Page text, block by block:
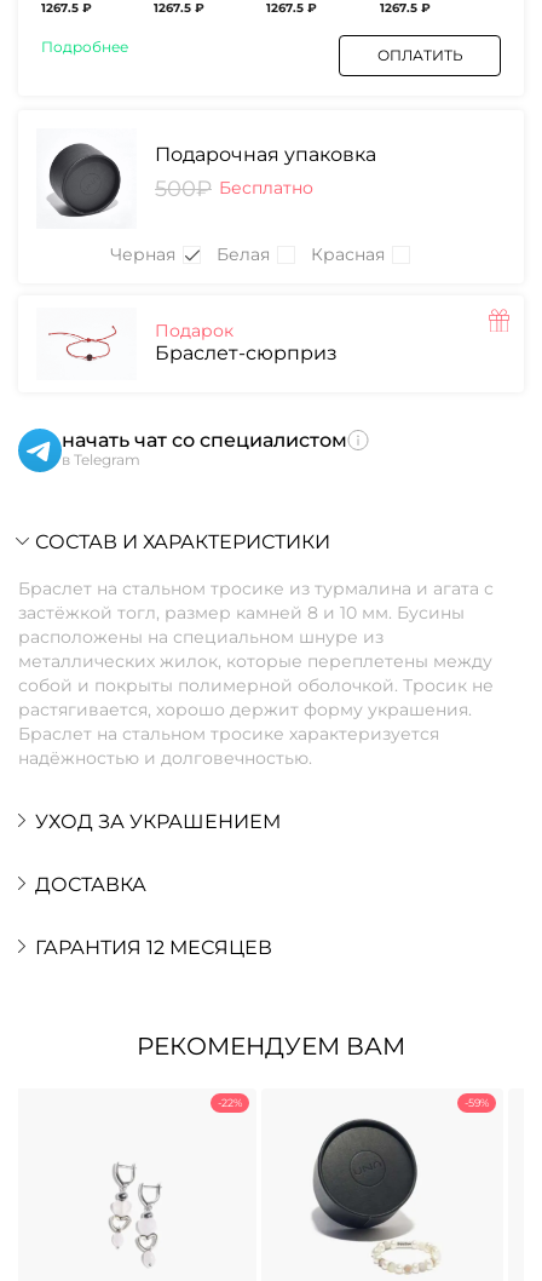
1267.5 ₽
1267.5 ₽
1267.5 ₽
1267.5 ₽
Подробнее ОПЛАТИТЬ
Подарочная упаковка
500₽ Бесплатно
Черная Белая Красная
Подарок
Браслет-сюрприз
начать чат со специалистом
в Telegram
СОСТАВ И ХАРАКТЕРИСТИКИ
Браслет на стальном тросике из турмалина и агата с
застёжкой тогл, размер камней 8 и 10 мм. Бусины
расположены на специальном шнуре из
металлических жилок, которые переплетены между
собой и покрыты полимерной оболочкой. Тросик не
растягивается, хорошо держит форму украшения.
Браслет на стальном тросике характеризуется
надёжностью и долговечностью.
УХОД ЗА УКРАШЕНИЕМ
ДОСТАВКА
ГАРАНТИЯ 12 МЕСЯЦЕВ
РЕКОМЕНДУЕМ ВАМ
-22% -59%